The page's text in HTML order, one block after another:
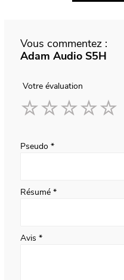
Vous commentez :
Adam Audio S5H
Votre évaluation
Pseudo
Résumé
Avis